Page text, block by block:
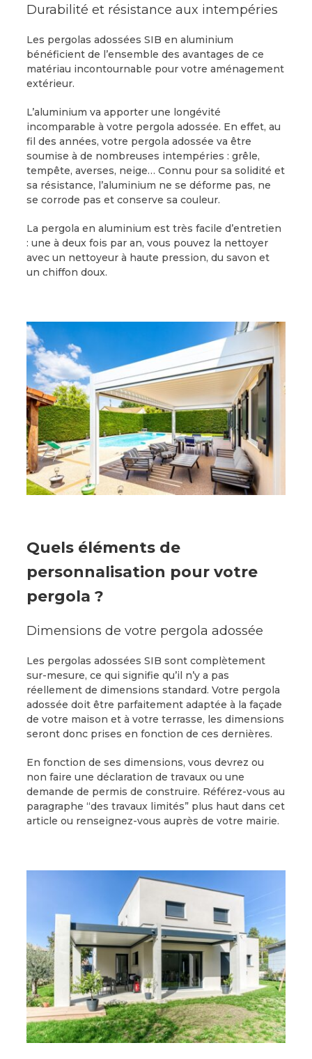
Durabilité et résistance aux intempéries
Les pergolas adossées SIB en aluminium
bénéficient de l’ensemble des avantages de ce
matériau incontournable pour votre aménagement
extérieur.
L’aluminium va apporter une longévité
incomparable à votre pergola adossée. En effet, au
fil des années, votre pergola adossée va être
soumise à de nombreuses intempéries : grêle,
tempête, averses, neige… Connu pour sa solidité et
sa résistance, l’aluminium ne se déforme pas, ne
se corrode pas et conserve sa couleur.
La pergola en aluminium est très facile d’entretien
: une à deux fois par an, vous pouvez la nettoyer
avec un nettoyeur à haute pression, du savon et
un chiffon doux.
Quels éléments de
personnalisation pour votre
pergola ?
Dimensions de votre pergola adossée
Les pergolas adossées SIB sont complètement
sur-mesure, ce qui signifie qu’il n’y a pas
réellement de dimensions standard. Votre pergola
adossée doit être parfaitement adaptée à la façade
de votre maison et à votre terrasse, les dimensions
seront donc prises en fonction de ces dernières.
En fonction de ses dimensions, vous devrez ou
non faire une déclaration de travaux ou une
demande de permis de construire. Référez-vous au
paragraphe “des travaux limités” plus haut dans cet
article ou renseignez-vous auprès de votre mairie.